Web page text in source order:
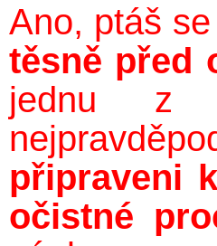
Ano, ptáš
těsně před
jednu z
připraveni
očistné